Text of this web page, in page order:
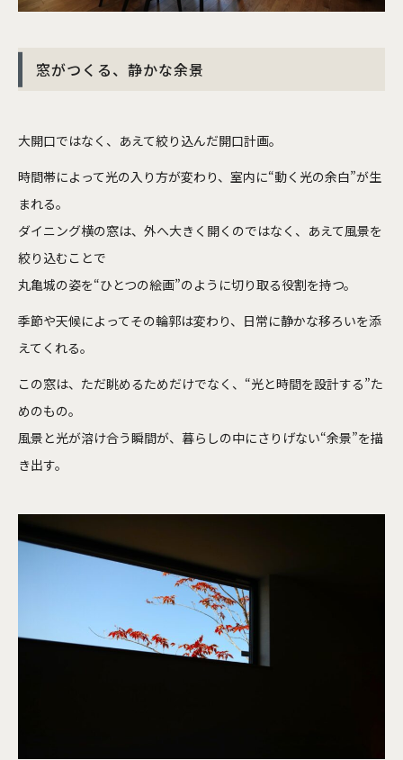
窓がつくる、静かな余景
大開口ではなく、あえて絞り込んだ開口計画。
時間帯によって光の入り方が変わり、室内に“動く光の余白”が生
まれる。
ダイニング横の窓は、外へ大きく開くのではなく、あえて風景を
絞り込むことで
丸亀城の姿を“ひとつの絵画”のように切り取る役割を持つ。
季節や天候によってその輪郭は変わり、日常に静かな移ろいを添
えてくれる。
この窓は、ただ眺めるためだけでなく、“光と時間を設計する”た
めのもの。
風景と光が溶け合う瞬間が、暮らしの中にさりげない“余景”を描
き出す。